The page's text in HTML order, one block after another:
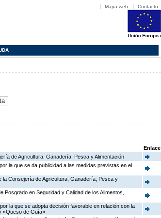
Mapa web Contacto
Enlace
de Agricultura, Ganadería, Pesca y Alimentación
la que se da publicidad a las medidas previstas en el
la Consejería de Agricultura, Ganadería, Pesca y
en Seguridad y Calidad de los Alimentos,
la que se adopta decisión favorable en relación con la
«Queso de Guía»